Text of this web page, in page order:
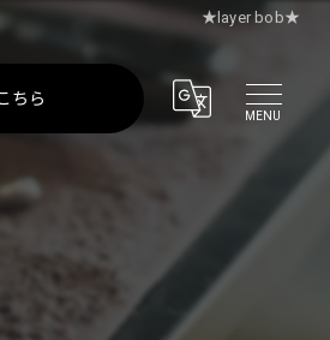
★layer bob★
ちら